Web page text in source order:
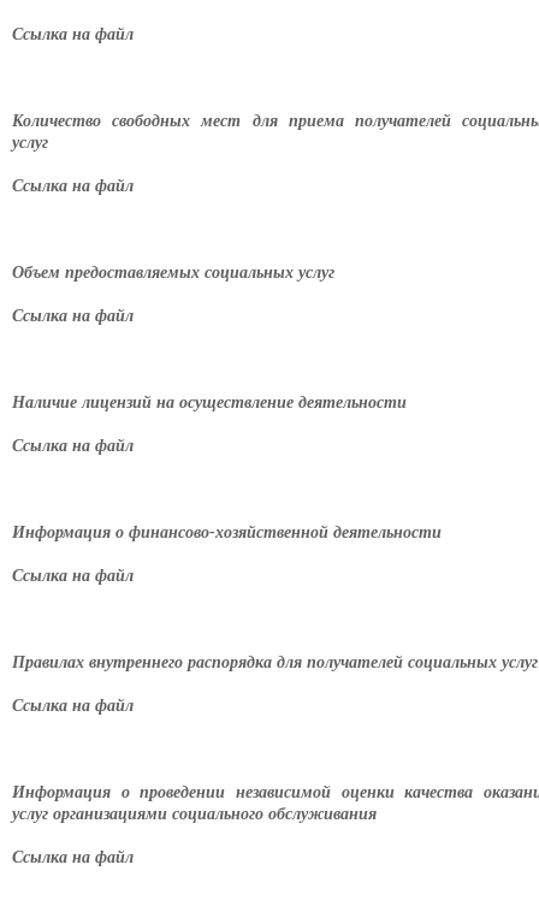
Ссылка на файл
Количество свободных мест для приема получателей
услуг
Ссылка на файл
Объем предоставляемых социальных услуг
Ссылка на файл
Наличие лицензий на осуществление деятельности
Ссылка на файл
Информация о финансово-хозяйственной деятельности
Ссылка на файл
Правилах внутреннего распорядка для получателей социальных услуг
Ссылка на файл
Информация о проведении независимой оценки качества
услуг организациями социального обслуживания
Ссылка на файл